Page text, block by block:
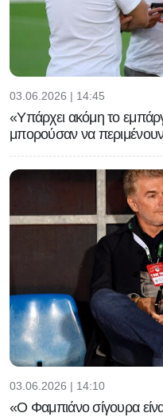
03.06.2026 | 14:45
«Υπάρχει ακόμη το
μπορούσαν να
03.06.2026 | 14:10
«Ο Φαμπιάνο σίγουρα